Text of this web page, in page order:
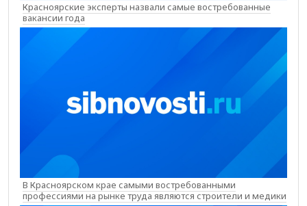
Красноярские эксперты назвали самые востребованные
вакансии года
В Красноярском крае самыми востребованными
профессиями на рынке труда являются строители и медики